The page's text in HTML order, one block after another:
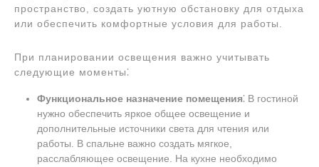
пространство, создать уютную обстановку для отдыха
или обеспечить комфортные условия для работы.
При планировании освещения важно учитывать
следующие моменты⁚
Функциональное назначение помещения⁚ В гостиной
нужно обеспечить яркое общее освещение и
дополнительные источники света для чтения или
работы. В спальне важно создать мягкое,
расслабляющее освещение. На кухне необходимо